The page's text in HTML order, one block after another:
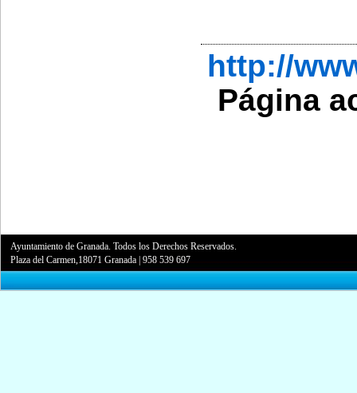
http://
Página
Ayuntamiento de Granada. Todos los Derechos Reservados.
Plaza del Carmen,18071 Granada |958 539 697